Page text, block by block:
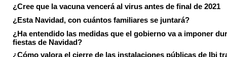
¿Cree que la vacuna vencerá al virus antes de final de 2021
¿Esta Navidad, con cuántos familiares se juntará?
¿Ha entendido las medidas que el gobierno va a imponer
fiestas de Navidad?
¿Cómo valora el cierre de las instalaciones públicas de Ibi